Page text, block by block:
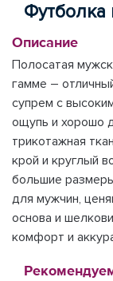
Футболка
Описание
Полосатая
гамме –
супрем с
ощупь и хорошо
трикотажная
крой и круглый
большие
для мужчин,
основа и
комфорт и